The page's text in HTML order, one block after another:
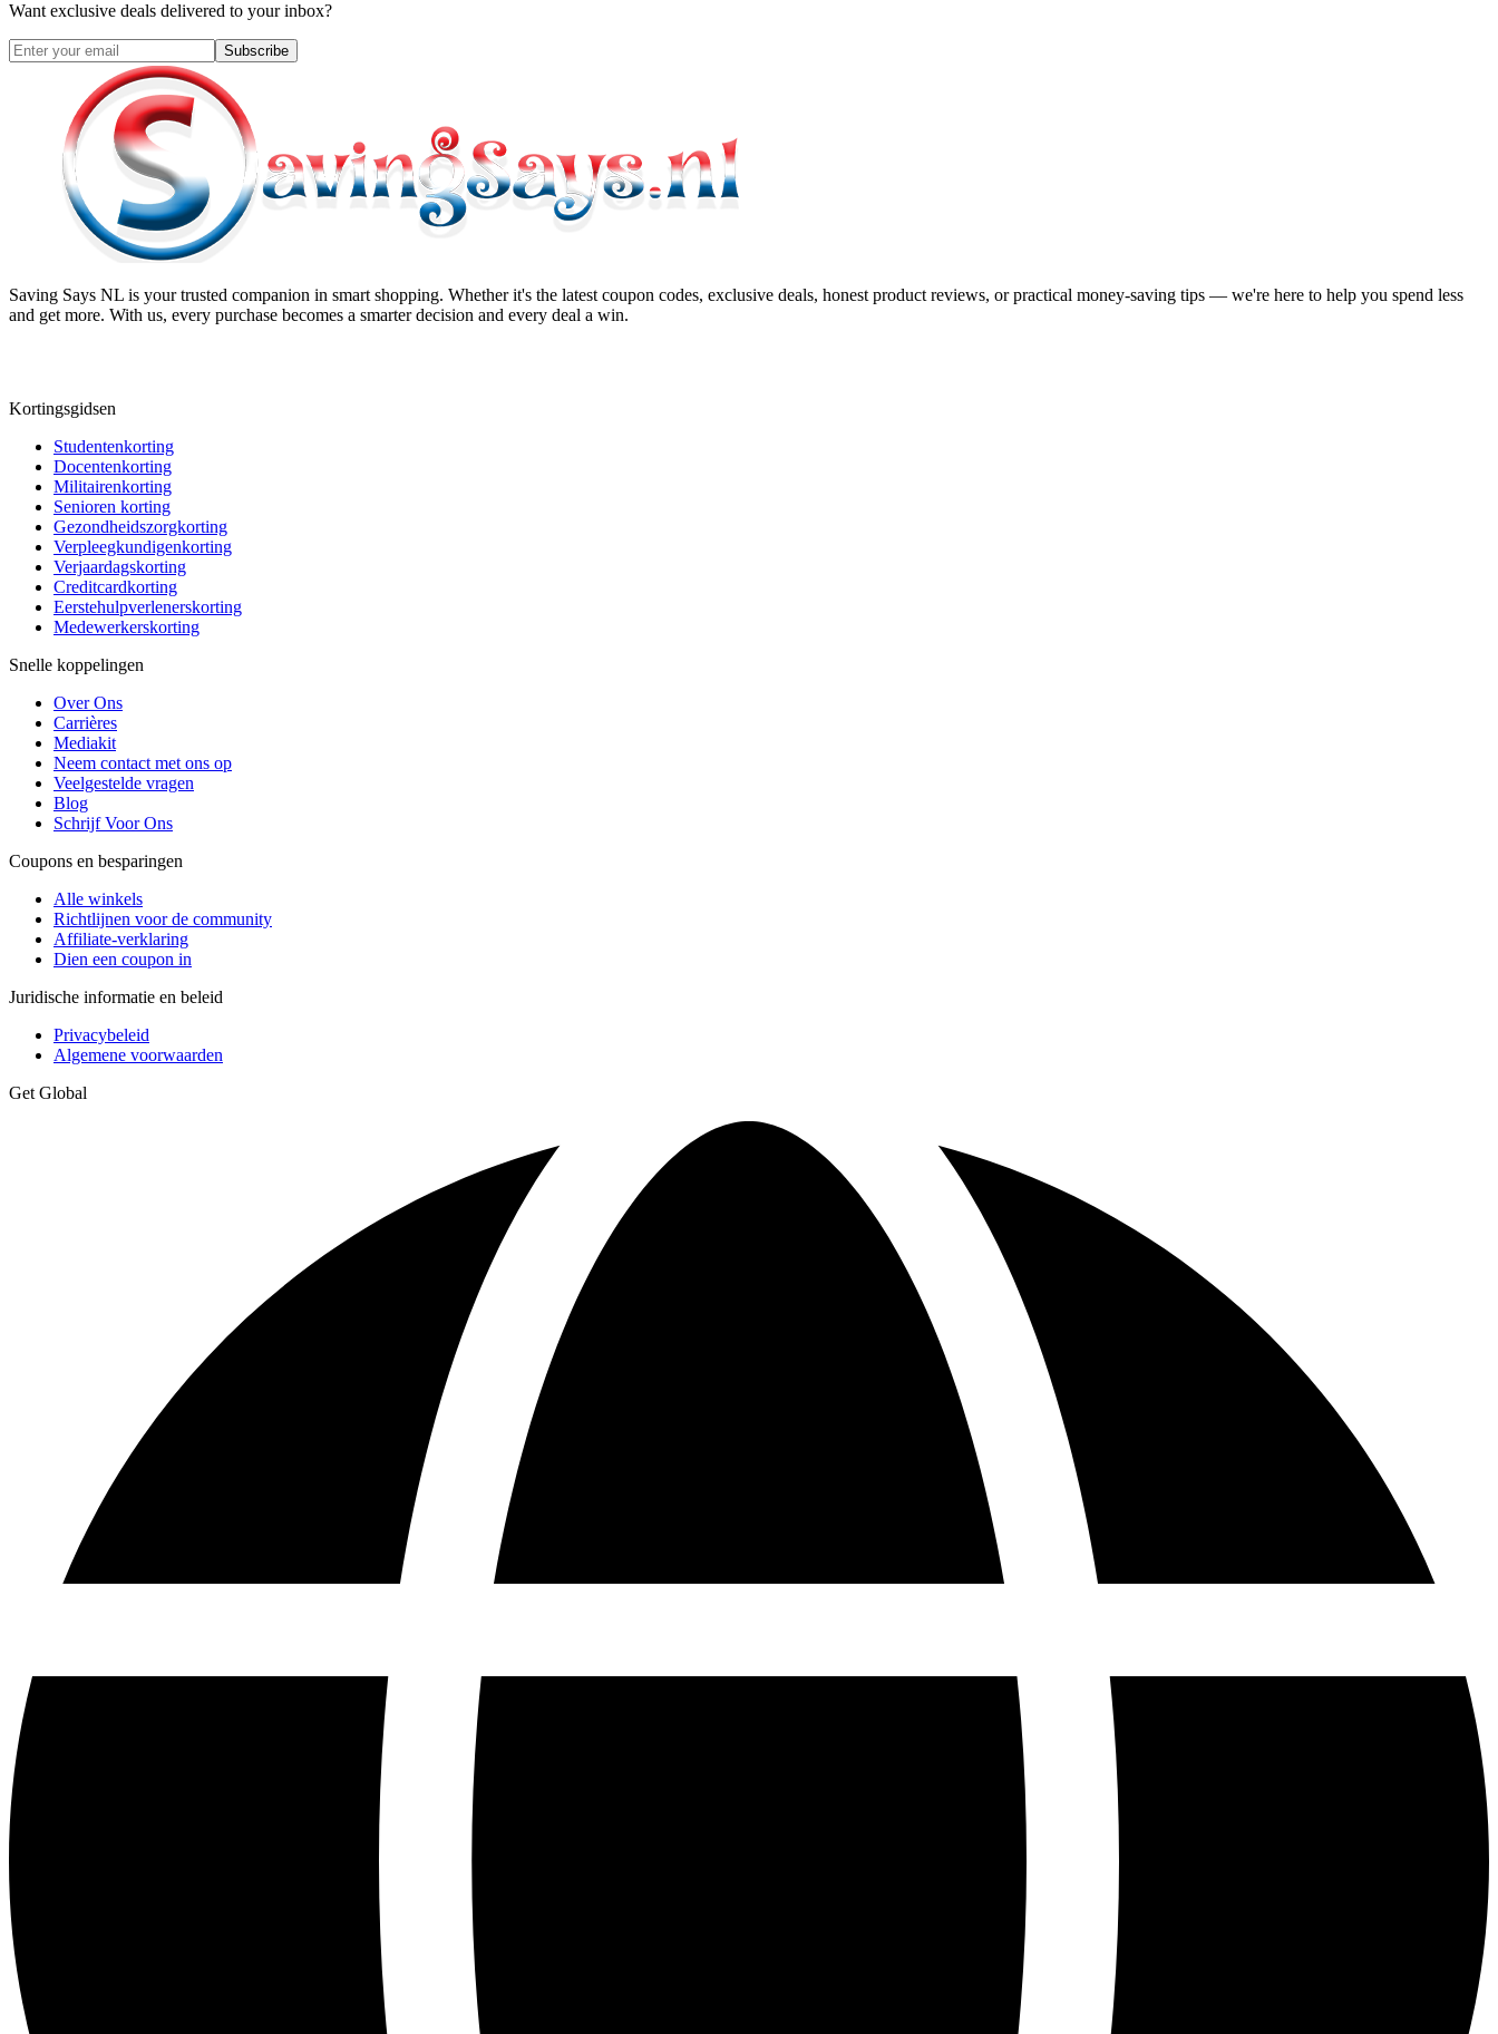
Want exclusive deals delivered to your inbox?
Subscribe
Saving Says NL is your trusted companion in smart shopping. Whether it's the latest coupon codes, exclusive deals, honest product reviews, or practical money-saving tips — we're here to help you spend less
and get more. With us, every purchase becomes a smarter decision and every deal a win.
Kortingsgidsen
Studentenkorting
Docentenkorting
Militairenkorting
Senioren korting
Gezondheidszorgkorting
Verpleegkundigenkorting
Verjaardagskorting
Creditcardkorting
Eerstehulpverlenerskorting
Medewerkerskorting
Snelle koppelingen
Over Ons
Carrières
Mediakit
Neem contact met ons op
Veelgestelde vragen
Blog
Schrijf Voor Ons
Coupons en besparingen
Alle winkels
Richtlijnen voor de community
Affiliate-verklaring
Dien een coupon in
Juridische informatie en beleid
Privacybeleid
Algemene voorwaarden
Get Global